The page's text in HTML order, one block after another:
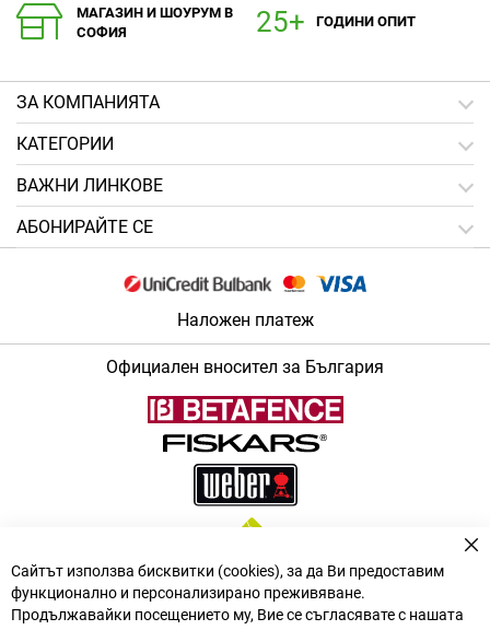
МАГАЗИН И ШОУРУМ В
СОФИЯ
ГОДИНИ ОПИТ
ЗA КОМПАНИЯТА
КАТЕГОРИИ
ВАЖНИ ЛИНКОВЕ
АБОНИРАЙТЕ СЕ
Наложен платеж
Официален вносител за България
Сайтът използва бисквитки (cookies), за да Ви предоставим
функционално и персонализирано преживяване.
Продължавайки посещението му, Вие се съгласявате с нашата